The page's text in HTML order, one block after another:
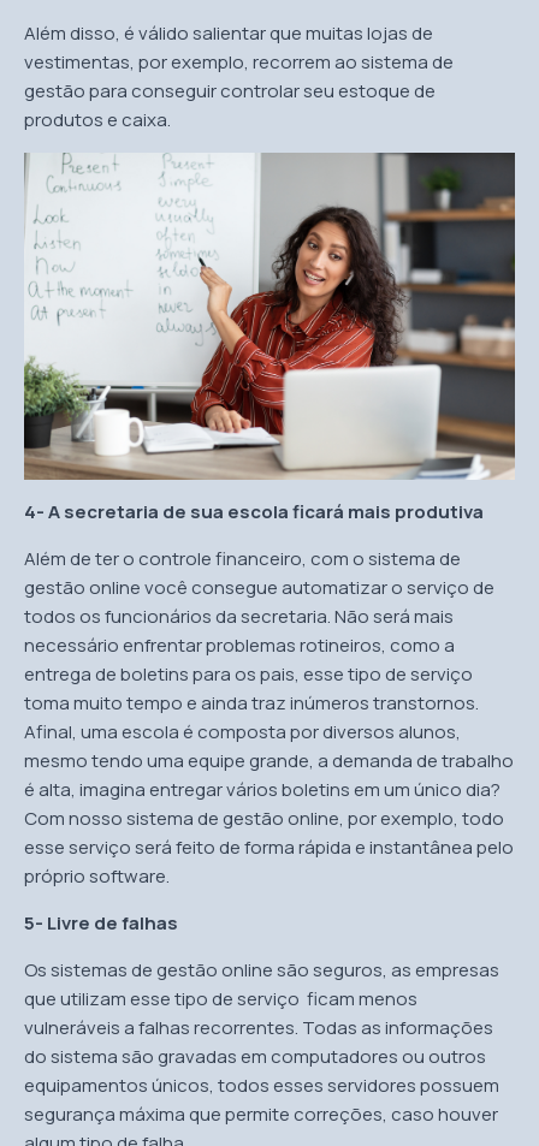
Além disso, é válido salientar que muitas lojas de
vestimentas, por exemplo, recorrem ao sistema de
gestão para conseguir controlar seu estoque de
produtos e caixa.
4- A secretaria de sua escola ficará mais produtiva
Além de ter o controle financeiro, com o sistema de
gestão online você consegue automatizar o serviço de
todos os funcionários da secretaria. Não será mais
necessário enfrentar problemas rotineiros, como a
entrega de boletins para os pais, esse tipo de serviço
toma muito tempo e ainda traz inúmeros transtornos.
Afinal, uma escola é composta por diversos alunos,
mesmo tendo uma equipe grande, a demanda de trabalho
é alta, imagina entregar vários boletins em um único dia?
Com nosso sistema de gestão online, por exemplo, todo
esse serviço será feito de forma rápida e instantânea pelo
próprio software.
5- Livre de falhas
Os sistemas de gestão online são seguros, as empresas
que utilizam esse tipo de serviço ficam menos
vulneráveis a falhas recorrentes. Todas as informações
do sistema são gravadas em computadores ou outros
equipamentos únicos, todos esses servidores possuem
segurança máxima que permite correções, caso houver